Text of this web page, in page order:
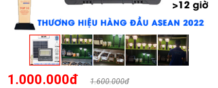
1.000.000đ 1.600.000đ